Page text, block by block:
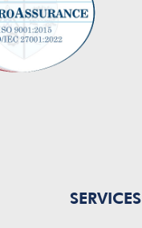
SERVICES